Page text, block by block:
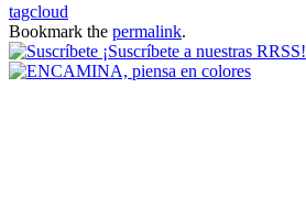
tagcloud
Bookmark the permalink.
¡Suscríbete a nuestras RRSS!